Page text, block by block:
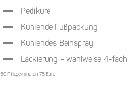
Pediküre
Kühlende Fußpackung
Kühlendes Beinspray
Lackierung – wahlweise 4-fach
50 Pflegeminuten 75 Euro